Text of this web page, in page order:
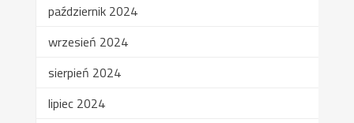
październik 2024
wrzesień 2024
sierpień 2024
lipiec 2024